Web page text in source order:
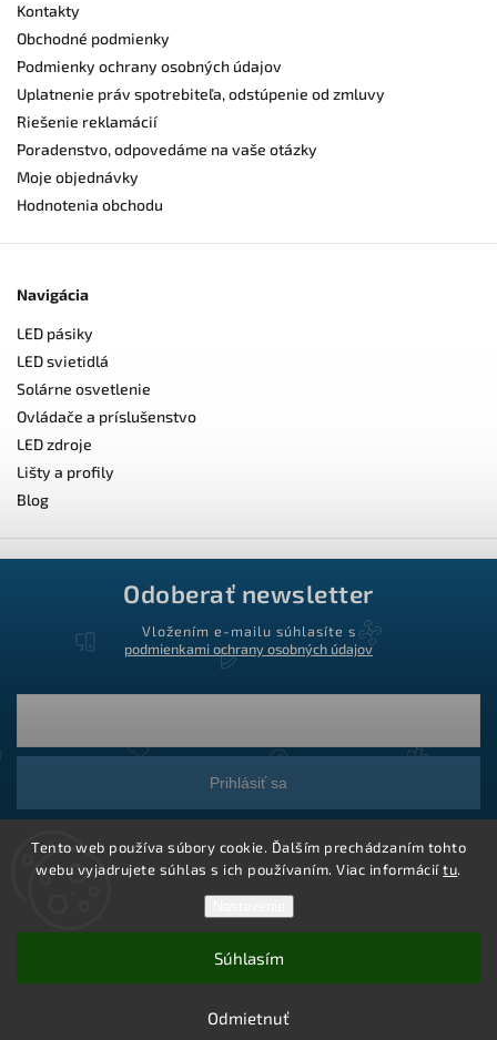
Tento web používa súbory cookie. Ďalším prechádzaním tohto
webu vyjadrujete súhlas s ich používaním. Viac informáciítu.
Odmietnuť
Súhlasím
Kontakty
Obchodné podmienky
Podmienky ochrany osobných údajov
Uplatnenie práv spotrebiteľa, odstúpenie od zmluvy
Riešenie reklamácií
Poradenstvo, odpovedáme na vaše otázky
Moje objednávky
Hodnotenia obchodu
Navigácia
LED pásiky
LED svietidlá
Solárne osvetlenie
Ovládače a príslušenstvo
LED zdroje
Lišty a profily
Blog
Odoberať newsletter
Vložením e-mailu súhlasíte s
podmienkami ochrany osobných údajov
Prihlásiť sa
Vytvoril Shoptet